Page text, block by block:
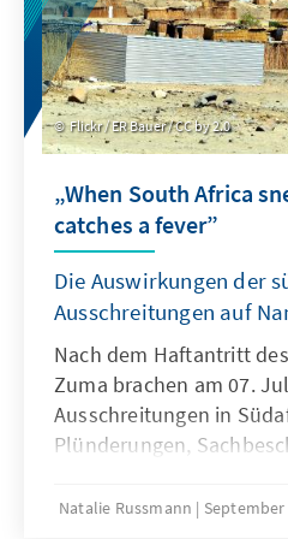
Flickr / ER Bauer / CC by 2.0
„When South Africa
catches a fever”
Die Auswirkungen der
Ausschreitungen auf
Nach dem Haftantritt
Zuma brachen am 07.
Ausschreitungen in
Plünderungen,
Insbesondere die
Natalie Russmann September